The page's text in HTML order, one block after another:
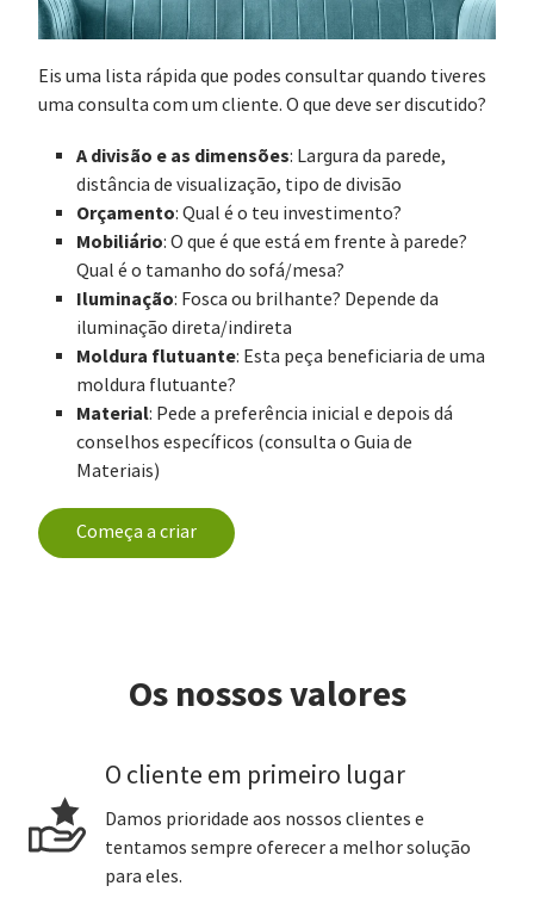
Eis uma lista rápida que podes consultar quando tiveres
uma consulta com um cliente. O que deve ser discutido?
A divisão e as dimensões: Largura da parede,
distância de visualização, tipo de divisão
Orçamento: Qual é o teu investimento?
Mobiliário: O que é que está em frente à parede?
Qual é o tamanho do sofá/mesa?
Iluminação: Fosca ou brilhante? Depende da
iluminação direta/indireta
Moldura flutuante: Esta peça beneficiaria de uma
moldura flutuante?
Material: Pede a preferência inicial e depois dá
conselhos específicos (consulta o Guia de
Materiais)
Começa a criar
Os nossos valores
O cliente em primeiro lugar
Damos prioridade aos nossos clientes e
tentamos sempre oferecer a melhor solução
para eles.